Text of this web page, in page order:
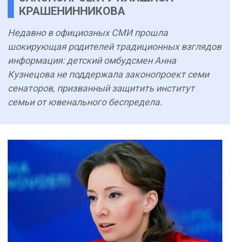
КРАШЕНИННИКОВА
Недавно в официозных СМИ прошла
шокирующая родителей традиционных взглядов
информация: детский омбудсмен Анна
Кузнецова не поддержала законопроект семи
сенаторов, призванный защитить институт
семьи от ювенального беспредела.